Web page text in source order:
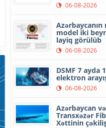
06-08-2026
model iki
layiq görülüb
06-08-2026
DSMF 7 ayda
elektron
06-08-2026
Azərbaycan
Transxəzər
Xəttinin